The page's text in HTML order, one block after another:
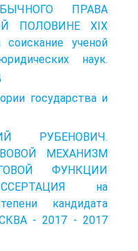
ПРАВА
ПОЛОВИНЕ XIX
ученой
наук.
государства и
РУБЕНОВИЧ.
МЕХАНИЗМ
ФУНКЦИИ
на
кандидата
- 2017 - 2017